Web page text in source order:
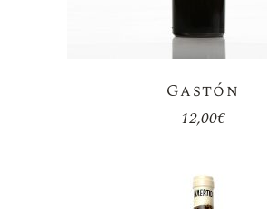
Gastón
12,00€